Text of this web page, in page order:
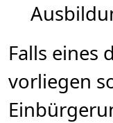
Falls eines
vorliegen